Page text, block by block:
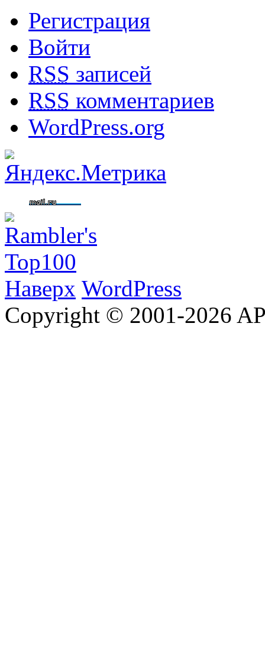
Регистрация
Войти
RSS записей
RSS комментариев
WordPress.org
Наверх WordPress
Copyright © 2001-2026